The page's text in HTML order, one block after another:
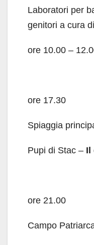
Laboratori per
genitori a cura di
ore 10.00 –
ore 17.30
Spiaggia
Pupi di Stac – Il
ore 21.00
Campo